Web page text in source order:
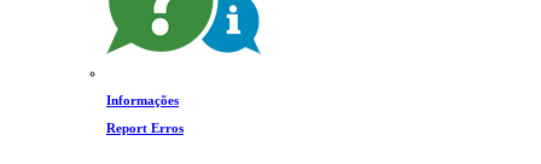
Informações
Report Erros